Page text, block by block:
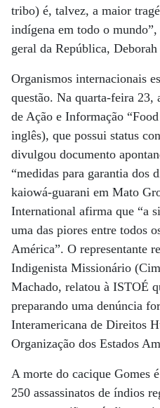
tribo) é, talvez, a maior
indígena em todo o
geral da República,
Organismos internacionais
questão. Na quarta-feira 23,
de Ação e Informação
inglês), que possui status
divulgou documento
“medidas para garantia dos
kaiowá-guarani em Mato
International afirma que “a
uma das piores entre todos
América”. O representante
Indigenista Missionário
Machado, relatou à ISTOÉ
preparando uma denúncia
Interamericana de Direitos
Organização dos Estados
A morte do cacique Gomes
250 assassinatos de índios